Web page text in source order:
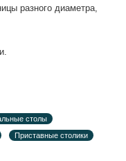
разного диаметра,
столы
Приставные столики